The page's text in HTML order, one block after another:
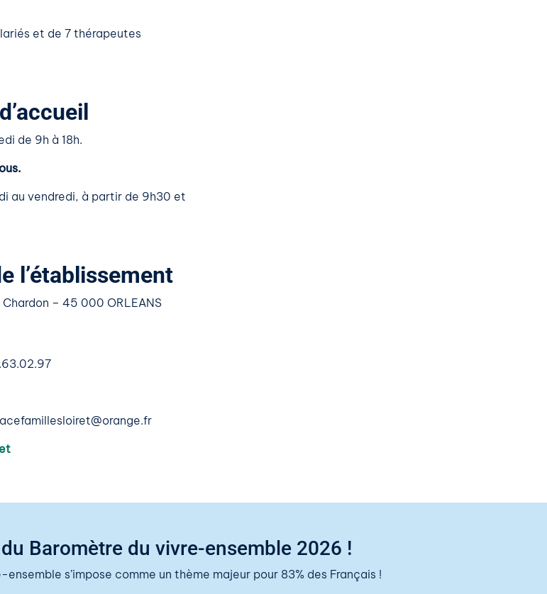
et de 7 thérapeutes
de 9h à 18h.
au vendredi, à partir de 9h30 et
l’établissement
– 45 000 ORLEANS
Baromètre du vivre-ensemble 2026 !
s’impose comme un thème majeur pour 83% des Français !